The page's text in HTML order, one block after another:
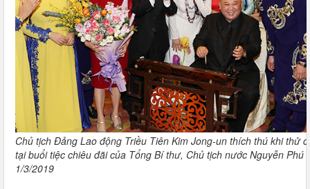
Chủ tịch Đảng Lao động Triều Tiên Kim Jong-un thích thú khi thử
tại buổi tiệc chiêu đãi của Tổng Bí thư, Chủ tịch nước Nguyễn Phú
1/3/2019